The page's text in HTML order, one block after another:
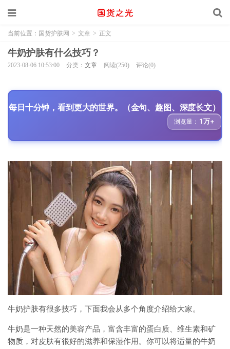
当前位置： 国货护肤网 > 文章 > 正文
牛奶护肤有什么技巧？
2023-08-06 10:53:00 分类： 文章 阅读(250) 评论(0)
每日十分钟，看到更大的世界。（金句、趣图、深度长文）
浏览量： 1万+
牛奶护肤有很多技巧，下面我会从多个角度介绍给大家。
牛奶是一种天然的美容产品，富含丰富的蛋白质、维生素和矿
物质，对皮肤有很好的滋养和保湿作用。你可以将适量的牛奶